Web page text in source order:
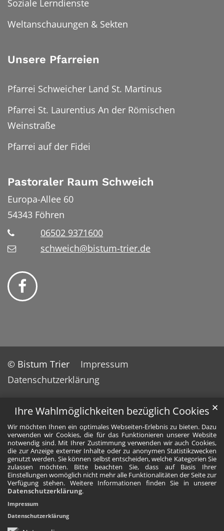
Ihre Wahlmöglichkeiten bezüglich Cookies
Wir möchten Ihnen ein optimales Webseiten-Erlebnis zu bieten. Dazu
verwenden wir Cookies, die für das Funktionieren unserer Website
notwendig sind. Mit Ihrer Zustimmung verwenden wir auch Cookies,
die zur Anzeige externer Inhalte oder zu anonymen Statistikzwecken
genutzt werden. Sie können selbst entscheiden, welche Kategorien Sie
zulassen möchten. Bitte beachten Sie, dass auf Basis Ihrer
Einstellungen womöglich nicht mehr alle Funktionalitäten der Seite zur
Verfügung stehen. Weitere Informationen finden Sie in unserer
Datenschutzerklärung.
✕
Impressum
Datenschutzerklärung
Soziale Lerndienste
Weltanschauungen & Sekten
Unsere Pfarreien
Pfarrei Schweicher Land St. Martinus
Pfarrei St. Laurentius An der Römischen
Weinstraße
Pfarrei auf der Fidei
Pastoraler Raum Schweich
Europa-Allee 60
54343 Föhren
06502 9371600
schweich@bistum-trier.de
© Bistum Trier
Impressum
Datenschutzerklärung